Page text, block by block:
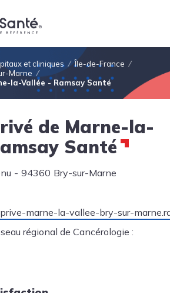
et cliniques
Île-de-France
Marne
la-Vallée - Ramsay Santé
de Marne-la-
Santé
94360 Bry-sur-Marne
marne-la-vallee-bry-sur-
régional de Cancérologie :